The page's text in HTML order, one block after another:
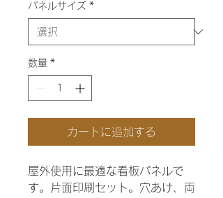
パネルサイズ *
数量 *
カートに追加する
屋外使用に最適な看板パネルで
す。片面印刷セット。穴あけ、両